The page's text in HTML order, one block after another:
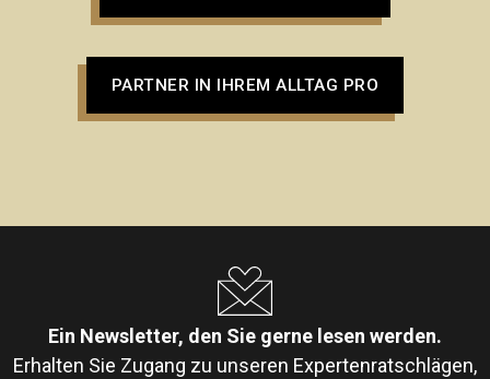
PARTNER IN IHREM ALLTAG PRO
Ein Newsletter, den Sie gerne lesen werden.
Erhalten Sie Zugang zu unseren Expertenratschlägen,